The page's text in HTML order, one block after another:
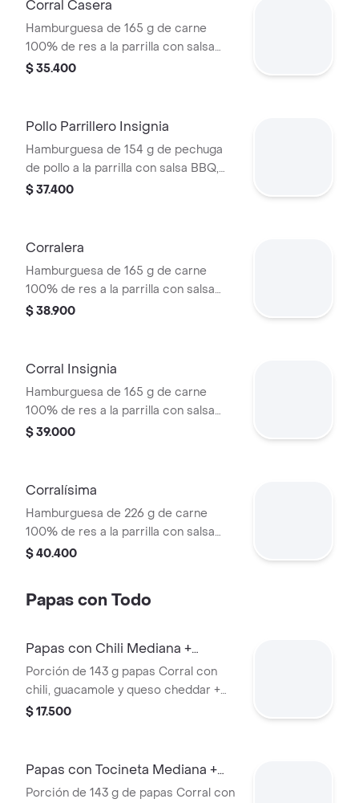
Corral Casera
Hamburguesa de 165 g de carne
100% de res a la parrilla con salsa
bbq, queso americano, cebolla en
$ 35.400
Pollo Parrillero Insignia
Hamburguesa de 154 g de pechuga
de pollo a la parrilla con salsa BBQ,
tocineta, una tajada de queso tipo
pan papa
$ 37.400
Corralera
Hamburguesa de 165 g de carne
100% de res a la parrilla con salsa
bbq, tocineta, una tajada de queso
$ 38.900
Corral Insignia
Hamburguesa de 165 g de carne
100% de res a la parrilla con salsa
BBQ, tocineta, queso americano,
mostaza en pan papa
$ 39.000
Corralísima
Hamburguesa de 226 g de carne
100% de res a la parrilla con salsa
bbq, queso mozzarella, tomate en
mostaza
$ 40.400
Papas con Todo
Papas con Chili Mediana +
bebida
Porción de 143 g papas Corral con
chili, guacamole y queso cheddar +
bebida
$ 17.500
Papas con Tocineta Mediana +
bebida
Porción de 143 g de papas Corral con